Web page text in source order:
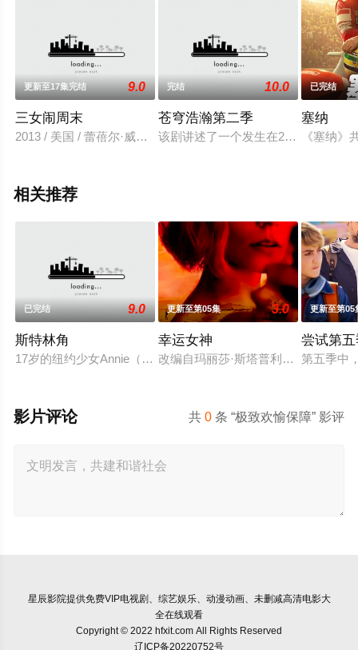
删减完整版电视剧全集就上星辰影视，更多相关信息可移
更新至17集完结 9.0
三女闹周末
2013 / 美国 / 蕾蓓尔·威尔森莉萨·拉皮拉达娜·李劳伦·阿什
完结 10.0
苍穹浩瀚第二季
该剧讲述了一个发生在200年后，一
已完结
塞纳
《塞纳》
相关推荐
已完结 9.0
斯特林角
17岁的纽约少女Annie（艾拉·鲁宾 饰）和双胞胎哥哥由养父抚
更新至第05集 3.0
幸运女神
改编自玛丽莎·斯塔普利的同名畅销
更新至第05
尝试第
第五季中
共0 条 “极致欢愉保障” 影评
影片评论
星辰影院提供免费VIP电视剧、综艺娱乐、动漫动画、未删减高清电影大
全在线观看
Copyright © 2022 hfxit.com All Rights Reserved
辽ICP备20220752号